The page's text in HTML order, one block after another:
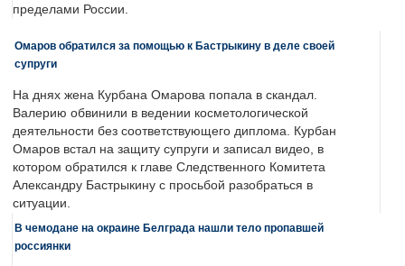
пределами России.
Омаров обратился за помощью к Бастрыкину в деле своей
супруги
На днях жена Курбана Омарова попала в скандал.
Валерию обвинили в ведении косметологической
деятельности без соответствующего диплома. Курбан
Омаров встал на защиту супруги и записал видео, в
котором обратился к главе Следственного Комитета
Александру Бастрыкину с просьбой разобраться в
ситуации.
В чемодане на окраине Белграда нашли тело пропавшей
россиянки